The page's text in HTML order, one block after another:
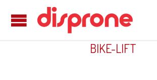
Elevador de moto ABSOLUTE
BIKE-LIFT